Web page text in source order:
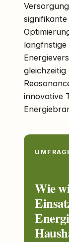
langfristige
gleichzeitig
innovative
Wie